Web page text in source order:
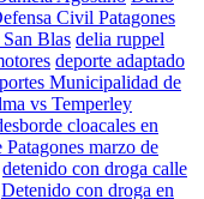
Civil Patagones
Blas delia ruppel
deporte adaptado
Municipalidad de
vs Temperley
cloacales en
marzo de
detenido con droga calle
Detenido con droga en